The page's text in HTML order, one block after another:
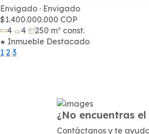
Envigado · Envigado
$1.400.000.000 COP
4
4
250 m² const.
Inmueble Destacado
1 2 3
¿No encuentras
Contáctanos y te